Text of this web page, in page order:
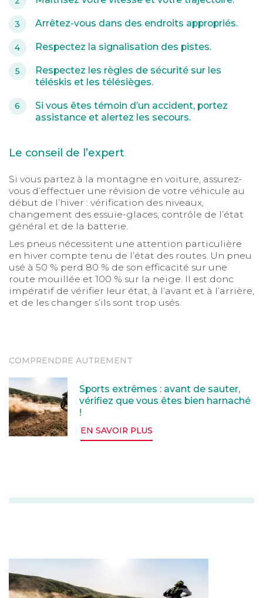
Arrêtez-vous dans des endroits appropriés.
Respectez la signalisation des pistes.
Respectez les règles de sécurité sur les
téléskis et les télésièges.
Si vous êtes témoin d’un accident, portez
assistance et alertez les secours.
Le conseil de l’expert
Si vous partez à la montagne en voiture, assurez-
vous d’effectuer une révision de votre véhicule au
début de l’hiver : vérification des niveaux,
changement des essuie-glaces, contrôle de l’état
général et de la batterie.
Les pneus nécessitent une attention particulière
en hiver compte tenu de l’état des routes. Un pneu
usé à 50 % perd 80 % de son efficacité sur une
route mouillée et 100 % sur la neige. Il est donc
impératif de vérifier leur état, à l’avant et à l’arrière,
et de les changer s’ils sont trop usés.
COMPRENDRE AUTREMENT
Sports extrêmes : avant de sauter, vérifiez que vous
Sports extrêmes : avant de sauter,
vérifiez que vous êtes bien harnaché
!
EN SAVOIR PLUS